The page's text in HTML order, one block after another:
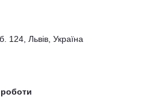
124, Львів, Україна